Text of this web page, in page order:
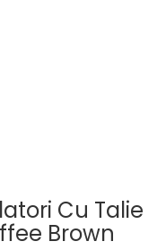
Cu Talie
Brown